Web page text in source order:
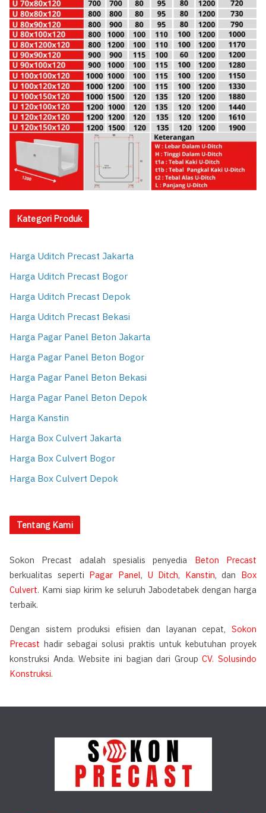
Kategori Produk
Harga Uditch Precast Jakarta
Harga Uditch Precast Bogor
Harga Uditch Precast Depok
Harga Uditch Precast Bekasi
Harga Pagar Panel Beton Jakarta
Harga Pagar Panel Beton Bogor
Harga Pagar Panel Beton Bekasi
Harga Pagar Panel Beton Depok
Harga Kanstin
Harga Box Culvert Jakarta
Harga Box Culvert Bogor
Harga Box Culvert Depok
Tentang Kami
Sokon Precast adalah spesialis penyedia Beton Precast
berkualitas seperti Pagar Panel, U Ditch, Kanstin, dan Box
Culvert. Kami siap kirim ke seluruh Jabodetabek dengan harga
terbaik.
Dengan sistem produksi efisien dan layanan cepat, Sokon
Precast hadir sebagai solusi praktis untuk kebutuhan proyek
konstruksi Anda. Website ini bagian dari GroupCV. Solusindo
Konstruksi.